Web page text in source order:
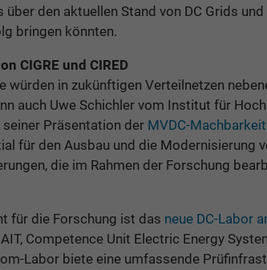
den aktuellen Stand von DC Grids
bringen könnten.
CIGRE und CIRED
würden in zukünftigen Verteilnetzen
auch Uwe Schichler vom Institut für
seiner Präsentation der MVDC-
für den Ausbau und die Modernisierung
die im Rahmen der Forschung
für die Forschung ist das neue DC-Labor
Competence Unit Electric Energy
Labor biete eine umfassende